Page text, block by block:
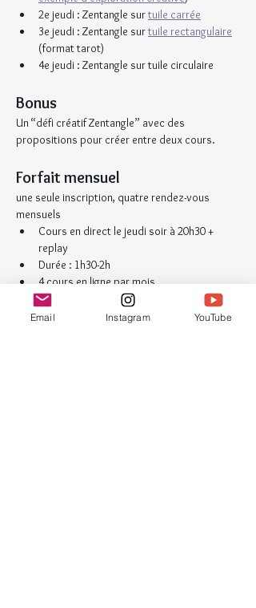
2e jeudi : Zentangle sur tuile carrée
3e jeudi : Zentangle sur tuile rectangulaire
(format tarot)
4e jeudi : Zentangle sur tuile circulaire
Bonus
Un “défi créatif Zentangle” avec des
propositions pour créer entre deux cours.
Forfait mensuel
une seule inscription, quatre rendez-vous
mensuels
Cours en direct le jeudi soir à 20h30 +
replay
Durée : 1h30-2h
4 cours en ligne par mois
Accès aux vidéos illimité
Email Instagram YouTube